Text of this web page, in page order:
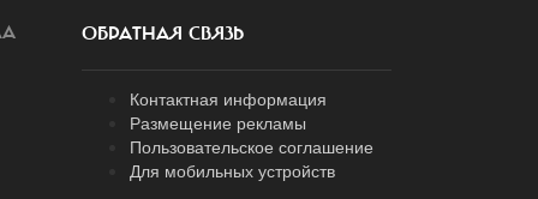
ОБРАТНАЯ СВЯЗЬ
Контактная информация
Размещение рекламы
Пользовательское соглашение
Для мобильных устройств